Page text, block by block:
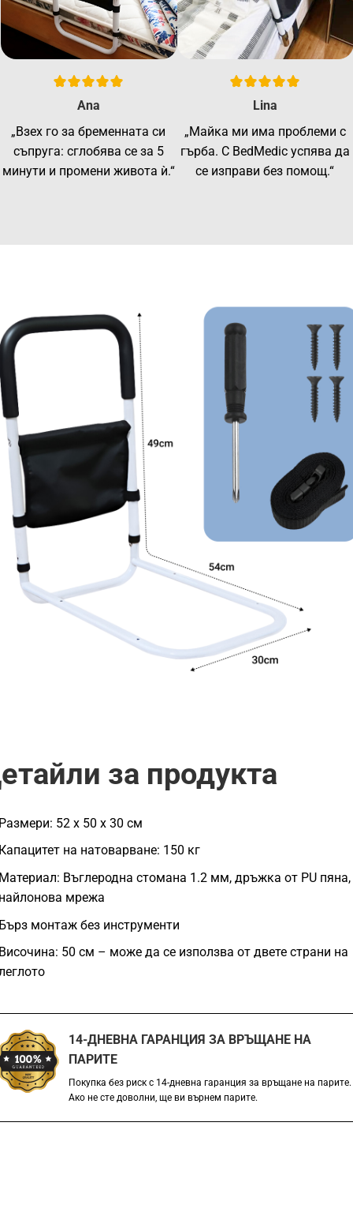
Ana
„Взех го за бременната си
съпруга: сглобява се за 5
минути и промени живота ѝ.“
Lina
„Майка ми има проблеми с
гърба. С BedMedic успява да
се изправи без помощ.“
за продукта
52 x 50 x 30 см
на натоварване: 150 кг
Въглеродна стомана 1.2 мм, дръжка от PU пяна,
мрежа
монтаж без инструменти
50 см – може да се използва от двете страни на
14-ДНЕВНА ГАРАНЦИЯ ЗА ВРЪЩАНЕ НА
ПАРИТЕ
Покупка без риск с 14-дневна гаранция за връщане на парите.
Ако не сте доволни, ще ви върнем парите.